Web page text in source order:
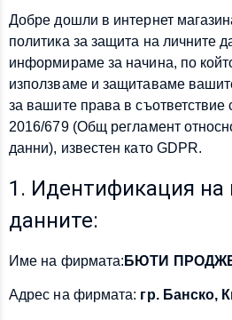
Добре дошли в интернет
политика за защита на личните
информираме за начина, по
използваме и защитаваме
за вашите права в
2016/679 (Общ регламент
данни), известен като GDPR.
1. Идентификация на
данните:
Име на фирмата: БЮТИ
Адрес на фирмата: гр. Банско,